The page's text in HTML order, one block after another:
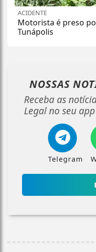
ACIDENTE
Motorista é preso
Tunápolis
NOSSAS
Receba as
Legal no seu
Telegram